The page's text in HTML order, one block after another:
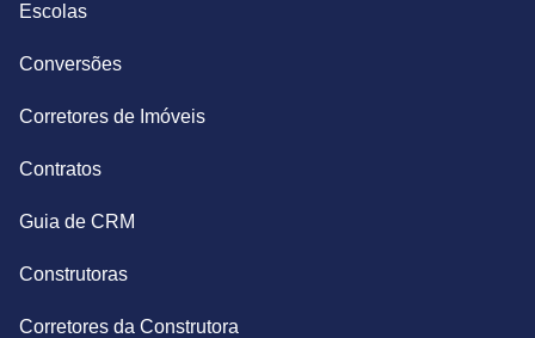
Escolas
Conversões
Corretores de Imóveis
Contratos
Guia de CRM
Construtoras
Corretores da Construtora